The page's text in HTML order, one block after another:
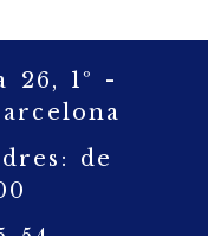
26, 1º -
de